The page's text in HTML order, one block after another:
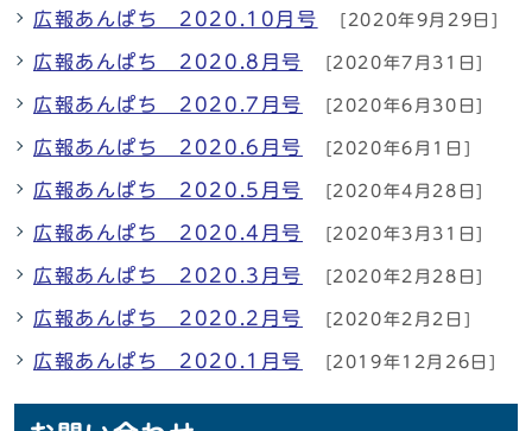
広報あんぱち 2020.10月号 [2020年9月29日]
広報あんぱち 2020.8月号 [2020年7月31日]
広報あんぱち 2020.7月号 [2020年6月30日]
広報あんぱち 2020.6月号 [2020年6月1日]
広報あんぱち 2020.5月号 [2020年4月28日]
広報あんぱち 2020.4月号 [2020年3月31日]
広報あんぱち 2020.3月号 [2020年2月28日]
広報あんぱち 2020.2月号 [2020年2月2日]
広報あんぱち 2020.1月号 [2019年12月26日]